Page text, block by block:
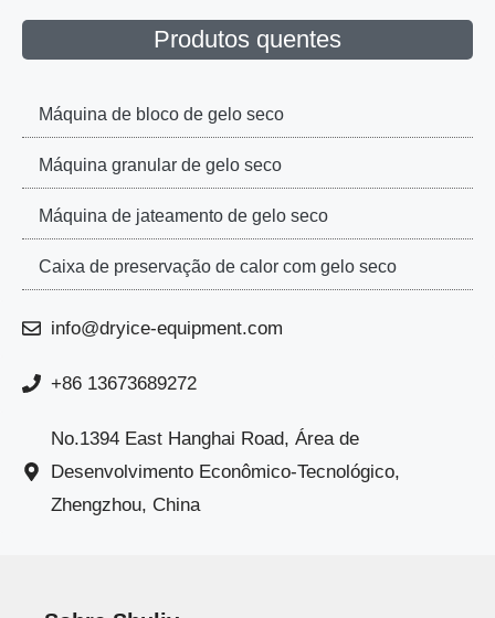
Produtos quentes
Máquina de bloco de gelo seco
Máquina granular de gelo seco
Máquina de jateamento de gelo seco
Caixa de preservação de calor com gelo seco
info@dryice-equipment.com
+86 13673689272
No.1394 East Hanghai Road, Área de
Desenvolvimento Econômico-Tecnológico,
Zhengzhou, China